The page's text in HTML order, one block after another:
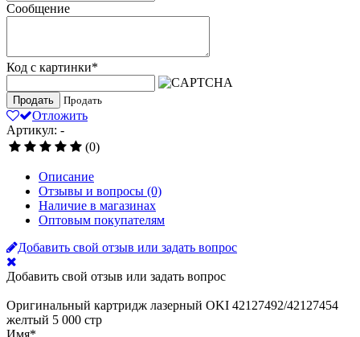
Сообщение
Код с картинки*
Продать Продать
Отложить
Артикул: -
(0)
Описание
Отзывы и вопросы (0)
Наличие в магазинах
Оптовым покупателям
Добавить свой отзыв или задать вопрос
Добавить свой отзыв или задать вопрос
Оригинальный картридж лазерный OKI 42127492/42127454
желтый 5 000 стр
Имя*